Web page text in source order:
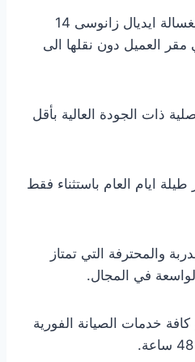
الصيانة الدورية والفورية لغسالة ايديال زانوسى 14
العميل دون نقلها الى
ذات الجودة العالية بأقل
ايام العام باستثناء فقط
والمحترفة التي تمتاز
الواسعة في المجال.
خدمات الصيانة الفورية